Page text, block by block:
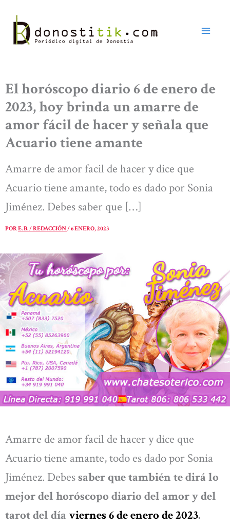
contenido
El horóscopo diario 6 de enero de
2023, hoy brinda un amarre de
amor fácil de hacer y señala que
Acuario tiene amante
Amarre de amor facil de hacer y dice que
Acuario tiene amante, todo es dado por Sonia
Jiménez. Debes saber que […]
PORE. B. / REDACCIÓN/6 ENERO, 2023
Amarre de amor facil de hacer y dice que
Acuario tiene amante, todo es dado por Sonia
Jiménez. Debessaber que también te dirá lo
mejor del horóscopo diario del amor y del
tarot del díaviernes 6 de enero de 2023.